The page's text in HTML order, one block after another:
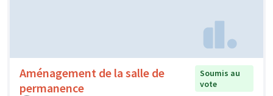
Aménagement de la salle de
permanence
Soumis au
vote